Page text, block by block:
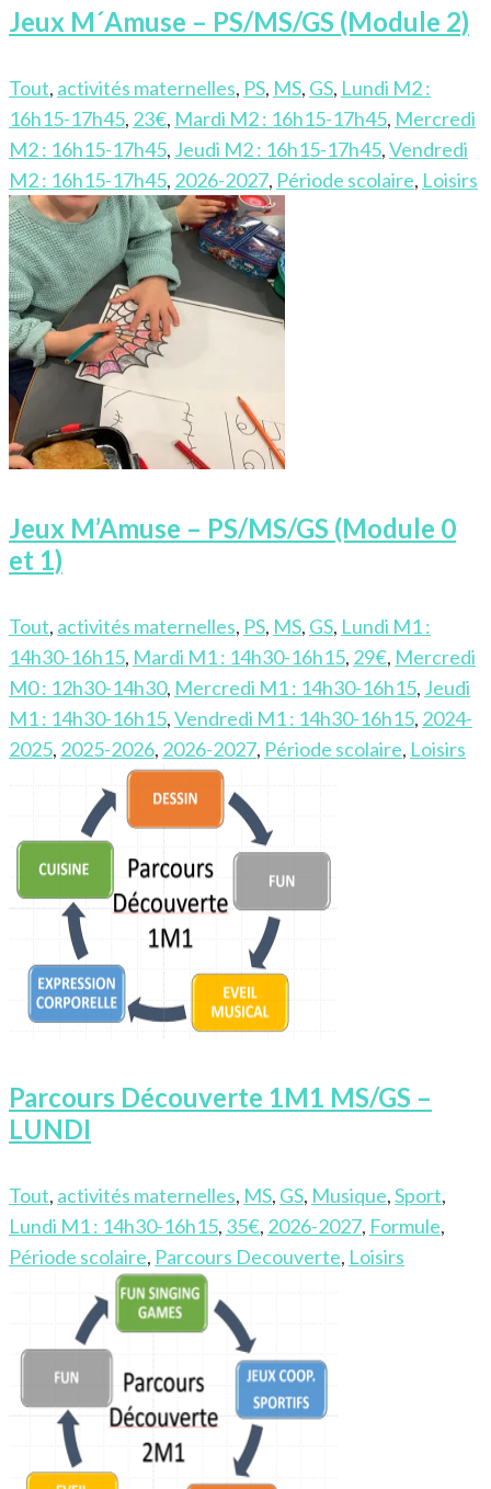
Jeux M´Amuse – PS/MS/GS (Module 2)
Tout, activités maternelles, PS, MS, GS, Lundi M2 :
16h15-17h45, 23€, Mardi M2 : 16h15-17h45, Mercredi
M2 : 16h15-17h45, Jeudi M2 : 16h15-17h45,Vendredi
M2 : 16h15-17h45, 2026-2027, Période scolaire, Loisirs
Jeux M’Amuse – PS/MS/GS (Module 0
et 1)
Tout, activités maternelles, PS, MS, GS, Lundi M1 :
14h30-16h15, Mardi M1 : 14h30-16h15, 29€, Mercredi
M0 : 12h30-14h30, Mercredi M1 : 14h30-16h15, Jeudi
M1 : 14h30-16h15,Vendredi M1 : 14h30-16h15, 2024-
2025, 2025-2026, 2026-2027, Période scolaire, Loisirs
Parcours Découverte 1M1 MS/GS –
LUNDI
Tout, activités maternelles, MS, GS, Musique,Sport,
Lundi M1 : 14h30-16h15, 35€, 2026-2027, Formule,
Période scolaire, Parcours Decouverte, Loisirs